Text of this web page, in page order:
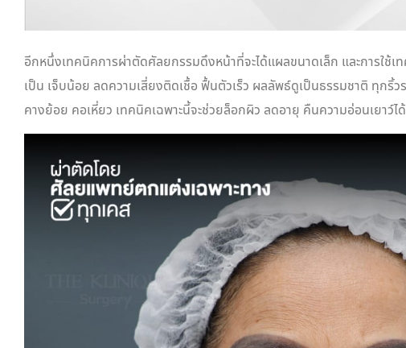
อีกหนึ่งเทคนิคการผ่าตัดศัลยกรรมดึงหน้าที่จะได้แผลขนาดเล็ก และการใช้เ
เป็น เจ็บน้อย ลดความเสี่ยงติดเชื้อ ฟื้นตัวเร็ว ผลลัพธ์ดูเป็นธรรมชาติ ทุกริ้
คางย้อย คอเหี่ยว เทคนิคเฉพาะนี้จะช่วยล็อกผิว ลดอายุ คืนความอ่อนเยาว์ไ